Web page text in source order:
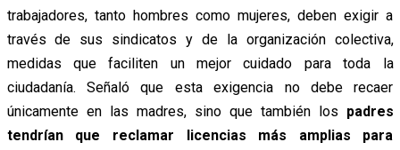
trabajadores, tanto hombres como mujeres, deben exigir a
través de sus sindicatos y de la organización colectiva,
medidas que faciliten un mejor cuidado para toda la
ciudadanía. Señaló que esta exigencia no debe recaer
únicamente en las madres, sino que también los padres
tendrían que reclamar licencias más amplias para